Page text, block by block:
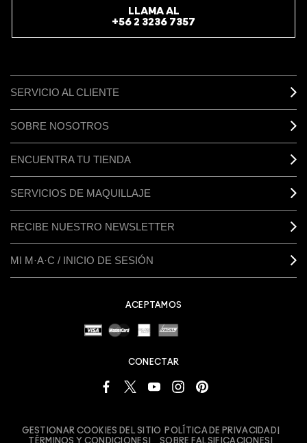
LLAMA AL
+56 2 3236 7357
SERVICIO AL CLIENTE
SOBRE NOSOTROS
ENCUENTRA TU TIENDA
SERVICIOS DE MAQUILLAJE
RECIBE NUESTRO NEWSLETTER
MI M·A·C / INICIO DE SESIÓN
ACEPTAMOS
CONECTAR
GESTIONAR COOKIES DEL SITIO
POLÍTICA DE PRIVACIDAD
TÉRMINOS Y CONDICIONES
SOBRE FALSIFICACIONES